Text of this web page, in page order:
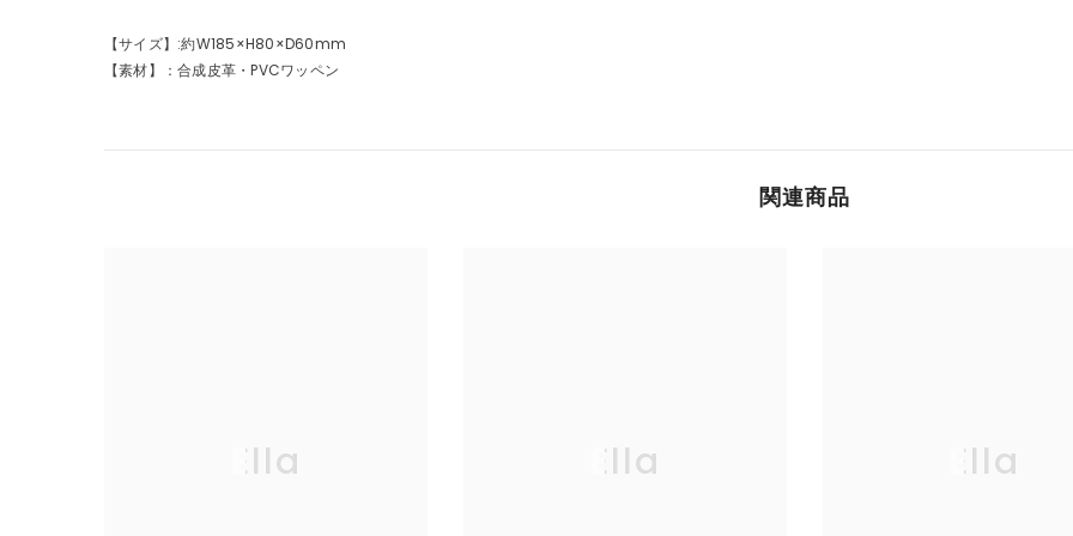
【サイズ】:約W185×H80×D60mm
【素材】：合成皮革・PVCワッペン
関連商品
Ella Ella Ella